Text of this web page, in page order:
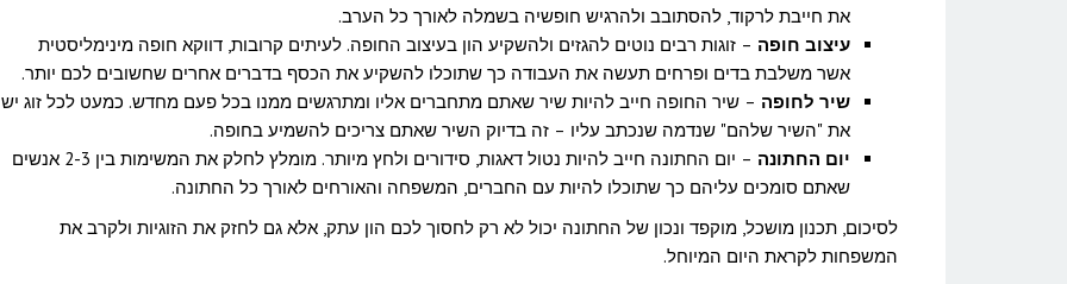
את חייבת לרקוד, להסתובב ולהרגיש חופשיה בשמלה לאורך כל הערב.
עיצוב חופה – זוגות רבים נוטים להגזים ולהשקיע הון בעיצוב החופה. לעיתים קרובות, דווקא חופה מינימליסטית
אשר משלבת בדים ופרחים תעשה את העבודה כך שתוכלו להשקיע את הכסף בדברים אחרים שחשובים לכם יותר.
שיר לחופה – שיר החופה חייב להיות שיר שאתם מתחברים אליו ומתרגשים ממנו בכל פעם מחדש. כמעט לכל זוג יש
את "השיר שלהם" שנדמה שנכתב עליו – זה בדיוק השיר שאתם צריכים להשמיע בחופה.
יום החתונה
– יום החתונה חייב להיות נטול דאגות, סידורים ולחץ מיותר. מומלץ לחלק את המשימות בין 2-3 אנשים
שאתם סומכים עליהם כך שתוכלו להיות עם החברים, המשפחה והאורחים לאורך כל החתונה.
לסיכום, תכנון מושכל, מוקפד ונכון של החתונה יכול לא רק לחסוך לכם הון עתק, אלא גם לחזק את הזוגיות ולקרב את
המשפחות לקראת היום המיוחל.